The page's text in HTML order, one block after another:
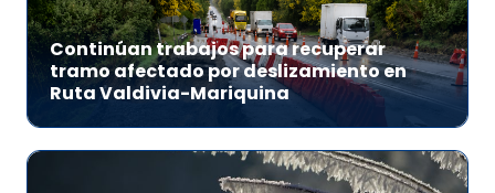
Continúan trabajos para recuperar
tramo afectado por deslizamiento en
Ruta Valdivia-Mariquina